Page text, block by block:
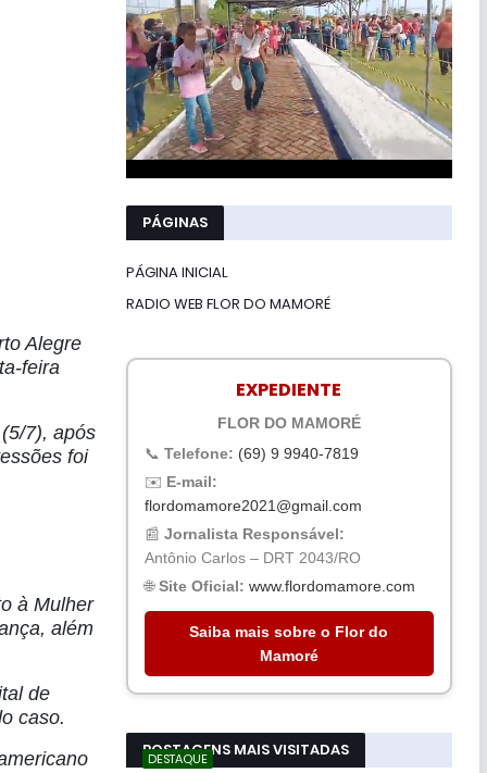
Alegre
feira
7), após
foi
à Mulher
além
de
caso.
PÁGINAS
PÁGINA INICIAL
RADIO WEB FLOR DO MAMORÉ
EXPEDIENTE
FLOR DO MAMORÉ
📞 Telefone: (69) 9 9940-7819
✉️ E-mail:
flordomamore2021@gmail.com
📰 Jornalista Responsável:
Antônio Carlos – DRT 2043/RO
🌐Site Oficial: www.flordomamore.com
Saiba mais sobre o Flor do
Mamoré
POSTAGENS MAIS VISITADAS
DESTAQUE